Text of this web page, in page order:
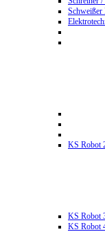
KS Robot
KS Robot
KS Robot